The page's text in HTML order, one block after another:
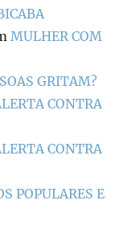
MULHER COM
GRITAM?
CONTRA
CONTRA
POPULARES E